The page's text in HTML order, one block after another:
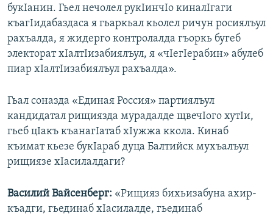
букIанин. Гьел нечолел рукIинчIо киналIгаги
къагIидабаздаса я гьаркьал кьолел ричун росиялъул
рахъалда, я жидерго контролалда гъоркь бугеб
электорат хIалтIизабиялъул, я «чIегIерабин» абулеб
пиар хIалтIизабиялъул рахъалда».
Гьал соназда «Единая Россия» партиялъул
кандидатал рищиязда мурадалде щвечIого хутIи,
гьеб цIакъ къанагIатаб хIужжа ккола. Кинаб
къимат кьезе букIараб дуца Балтийск мухъалъул
рищиязе хIасилалдаги?
Василий Вайсенберг: «Рищияз бихьизабуна ахир-
къадги, гьединаб хIасилалде, гьединаб